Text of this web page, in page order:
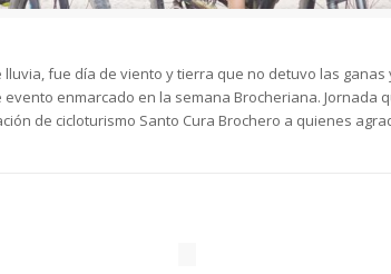
fue día de viento y tierra que no detuvo las
enmarcado en la semana Brocheriana. Jornada
de cicloturismo Santo Cura Brochero a quienes